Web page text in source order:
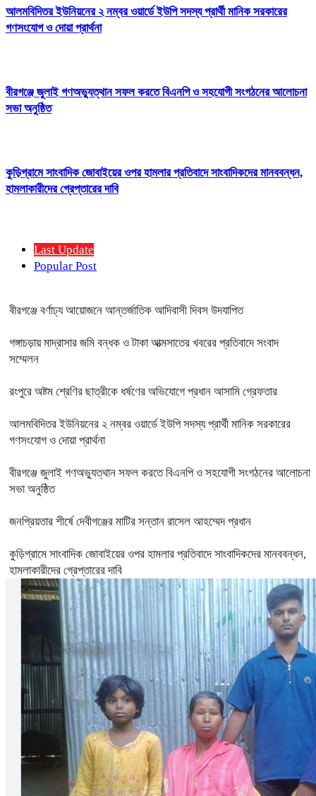
আলমবিদিতর ইউনিয়নের ২ নম্বর ওয়ার্ডে ইউপি সদস্য প্রার্থী মানিক সরকারের
গণসংযোগ ও দোয়া প্রার্থনা
বীরগঞ্জে জুলাই গণঅভ্যুত্থান সফল করতে বিএনপি ও সহযোগী সংগঠনের আলোচনা
সভা অনুষ্ঠিত
কুড়িগ্রামে সাংবাদিক জোবাইয়ের ওপর হামলার প্রতিবাদে সাংবাদিকদের মানববন্ধন,
হামলাকারীদের গ্রেপ্তারের দাবি
Last Update
Popular Post
বীরগঞ্জে বর্ণাঢ্য আয়োজনে আন্তর্জাতিক আদিবাসী দিবস উদযাপিত
গঙ্গাচড়ায় মাদ্রাসার জমি বন্ধক ও টাকা আত্মসাতের খবরের প্রতিবাদে সংবাদ
সম্মেলন
রংপুরে অষ্টম শ্রেণির ছাত্রীকে ধর্ষণের অভিযোগে প্রধান আসামি গ্রেফতার
আলমবিদিতর ইউনিয়নের ২ নম্বর ওয়ার্ডে ইউপি সদস্য প্রার্থী মানিক সরকারের
গণসংযোগ ও দোয়া প্রার্থনা
বীরগঞ্জে জুলাই গণঅভ্যুত্থান সফল করতে বিএনপি ও সহযোগী সংগঠনের আলোচনা
সভা অনুষ্ঠিত
জনপ্রিয়তার শীর্ষে দেবীগঞ্জের মাটির সন্তান রাসেল আহম্মেদ প্রধান
কুড়িগ্রামে সাংবাদিক জোবাইয়ের ওপর হামলার প্রতিবাদে সাংবাদিকদের মানববন্ধন,
হামলাকারীদের গ্রেপ্তারের দাবি